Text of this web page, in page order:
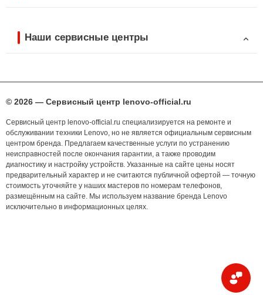
Наши сервисные центры
© 2026 — Сервисный центр lenovo-official.ru
Сервисный центр lenovo-official.ru специализируется на ремонте и
обслуживании техники Lenovo, но не является официальным сервисным
центром бренда. Предлагаем качественные услуги по устранению
неисправностей после окончания гарантии, а также проводим
диагностику и настройку устройств. Указанные на сайте цены носят
предварительный характер и не считаются публичной офертой — точную
стоимость уточняйте у наших мастеров по номерам телефонов,
размещённым на сайте. Мы используем название бренда Lenovo
исключительно в информационных целях.